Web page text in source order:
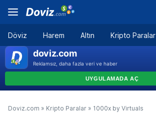
Döviz Harem Altın Kripto Paralar
Doviz.com » Kripto Paralar » 1000x by Virtuals